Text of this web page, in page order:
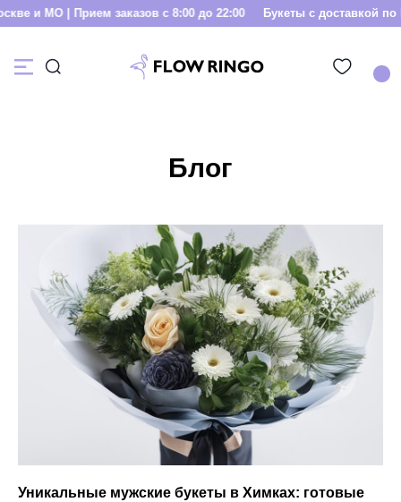
| Прием заказов с 8:00 до 22:00 Букеты с доставкой по
Блог
Уникальные мужские букеты в Химках: готовые